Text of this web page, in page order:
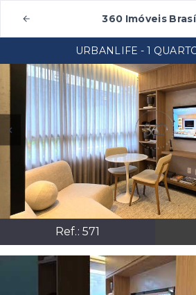
360 Imóveis
Ref.: 571
URBANLIFE - 1